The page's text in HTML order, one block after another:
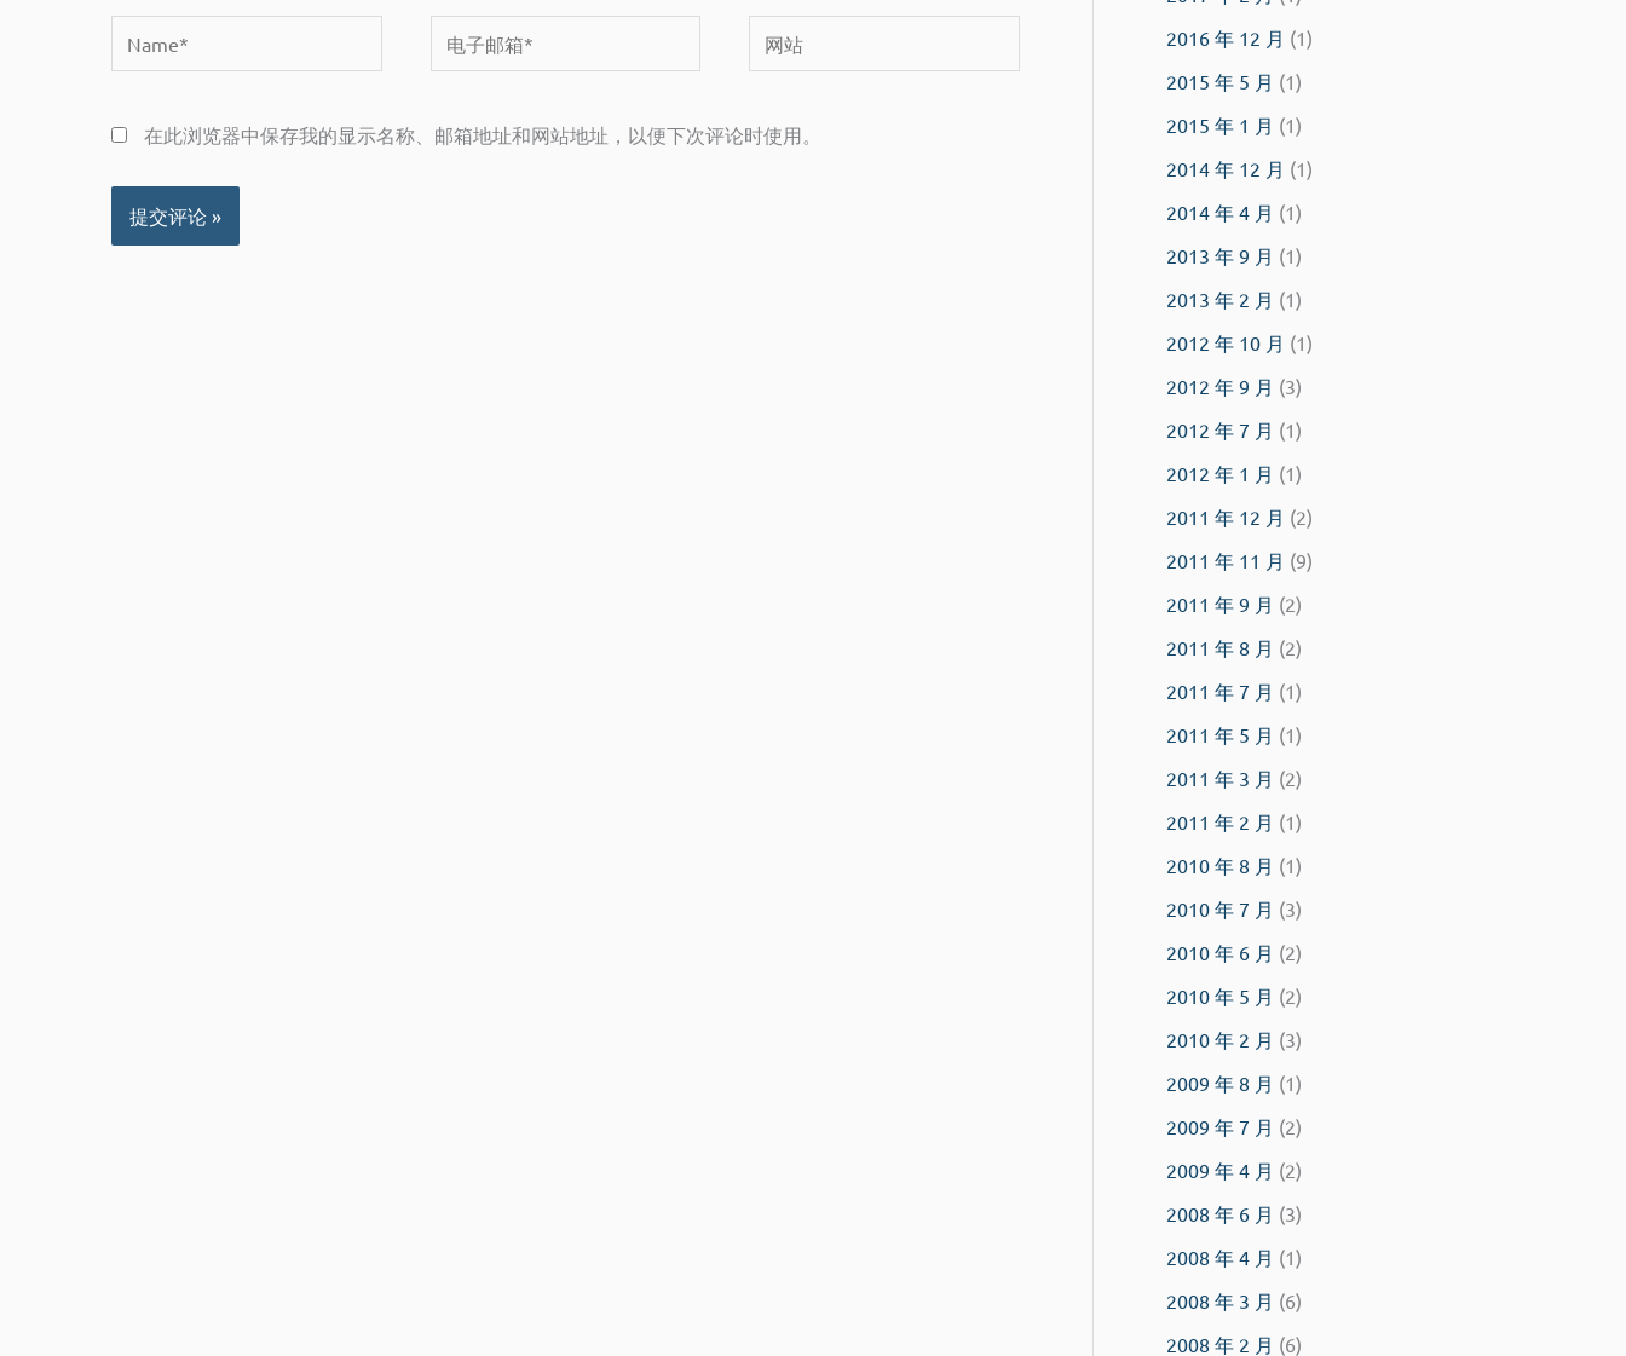
子
箱
网
站
在此浏览器中保存我的显示名称、邮箱地址和网站地址，以便下次评论时使用。
2016 年 12 月 (1)
2015 年 5 月 (1)
2015 年 1 月 (1)
2014 年 12 月 (1)
2014 年 4 月 (1)
2013 年 9 月 (1)
2013 年 2 月 (1)
2012 年 10 月 (1)
2012 年 9 月 (3)
2012 年 7 月 (1)
2012 年 1 月 (1)
2011 年 12 月 (2)
2011 年 11 月 (9)
2011 年 9 月 (2)
2011 年 8 月 (2)
2011 年 7 月 (1)
2011 年 5 月 (1)
2011 年 3 月 (2)
2011 年 2 月 (1)
2010 年 8 月 (1)
2010 年 7 月 (3)
2010 年 6 月 (2)
2010 年 5 月 (2)
2010 年 2 月 (3)
2009 年 8 月 (1)
2009 年 7 月 (2)
2009 年 4 月 (2)
2008 年 6 月 (3)
2008 年 4 月 (1)
2008 年 3 月 (6)
2008 年 2 月 (6)